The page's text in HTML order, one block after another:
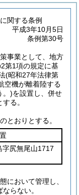
関する条例
平成3年10月5日
条例第30号
事業として、地方
第1項の規定に基
(昭和27年法律第
空機が離着陸する
。)を設置し、併せ
る。
とおりとする。
字尻無尾山1717
において管理し、
らない。